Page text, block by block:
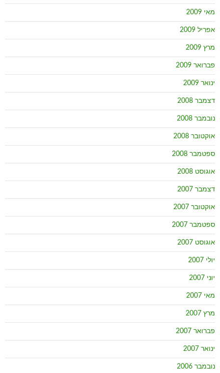
מאי 2009
אפריל 2009
מרץ 2009
פברואר 2009
ינואר 2009
דצמבר 2008
נובמבר 2008
אוקטובר 2008
ספטמבר 2008
אוגוסט 2008
דצמבר 2007
אוקטובר 2007
ספטמבר 2007
אוגוסט 2007
יולי 2007
יוני 2007
מאי 2007
מרץ 2007
פברואר 2007
ינואר 2007
נובמבר 2006